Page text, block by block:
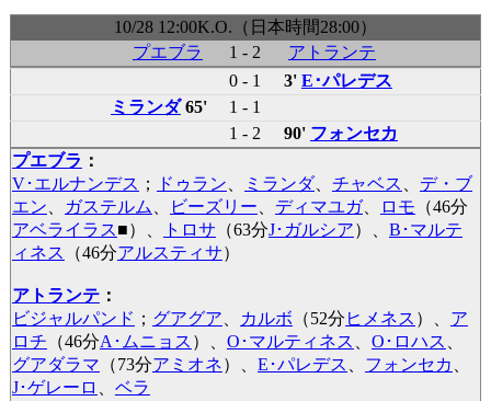
10/28 12:00K.O.（日本時間28:00）
プエブラ
1 - 2
アトランテ
0 - 1
3' E･パレデス
ミランダ65'
1 - 1
1 - 2
90' フォンセカ
プエブラ ：
V･エルナンデス ； ドゥラン ミランダ、 チャベス
デ・ブ
エン
ガステルム ビーズリー ディマユガ、 ロモ （46分
アベライラス■）、 トロサ （63分J･ガルシア）、 B･マルテ
ィネス
（46分アルスティサ）
アトランテ：
ビジャルパンド ； グアグア カルボ （52分 ヒメネス ）、 ア
ロチ （46分A･ムニョス ）、 O･マルティネス O･ロハス
グアダラマ （73分アミオネ）、 E･パレデス フォンセカ
J･ゲレーロ
ベラ